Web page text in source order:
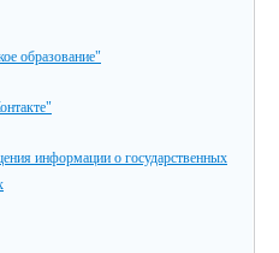
образование"
информации о государственных